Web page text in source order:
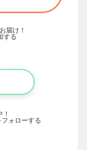
届け！
する
ォローする